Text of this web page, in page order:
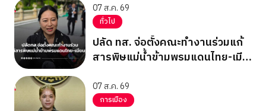
07 ส.ค. 69
ทั่วไป
ปลัด ทส. จ่อตั้งคณะทำงานร่วมแก้
สารพิษแม่น้ำข้ามพรมแดนไทย-เมีย
07 ส.ค. 69
การเมือง